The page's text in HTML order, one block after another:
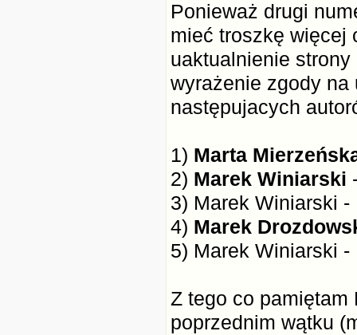
Ponieważ drugi
mieć troszkę więcej
uaktualnienie strony
wyrażenie zgody na
następujacych
1) Marta
2) Marek Winiarski
3) Marek Winiarski
4) Marek
5) Marek Winiarski
Z tego co pamiętam
poprzednim wątku